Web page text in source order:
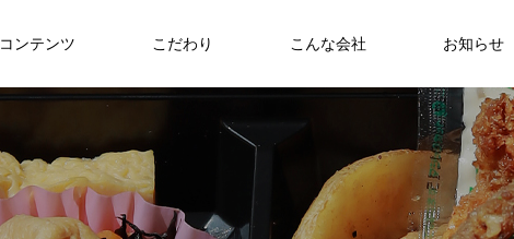
コンテンツ こだわり こんな会社 お知らせ